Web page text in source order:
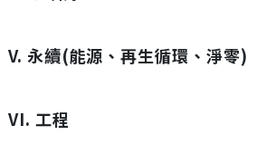
V. 永續(能源、再生循環、淨零)
VI. 工程